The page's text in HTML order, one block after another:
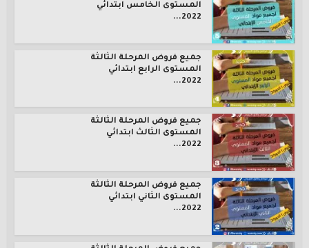
المستوى الخامس ابتدائي
2022...
جميع فروض المرحلة الثالثة
المستوى الرابع ابتدائي
2022...
جميع فروض المرحلة الثالثة
المستوى الثالث ابتدائي
2022...
جميع فروض المرحلة الثالثة
المستوى الثاني ابتدائي
2022...